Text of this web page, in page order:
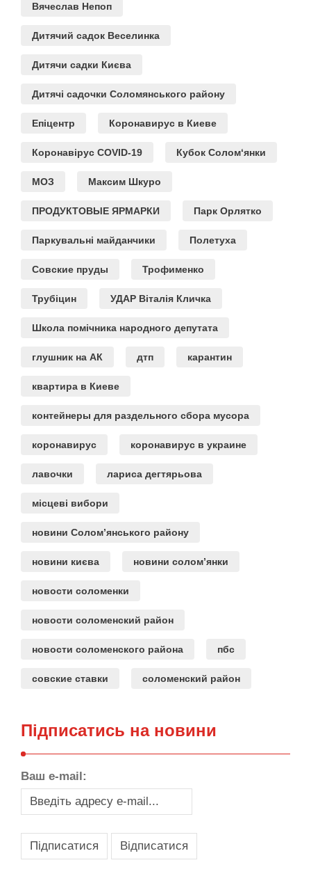
Вячеслав Непоп
Дитячий садок Веселинка
Дитячи садки Києва
Дитячі садочки Соломянського району
Епіцентр Коронавирус в Киеве
Коронавірус COVID-19 Кубок Солом‘янки
МОЗ Максим Шкуро
ПРОДУКТОВЫЕ ЯРМАРКИ Парк Орлятко
Паркувальні майданчики Полетуха
Совские пруды Трофименко
Трубіцин УДАР Віталія Кличка
Школа помічника народного депутата
глушник на АК дтп карантин
квартира в Киеве
контейнеры для раздельного сбора мусора
коронавирус коронавирус в украине
лавочки лариса дегтярьова
місцеві вибори
новини Солом’янського району
новини києва новини солом’янки
новости соломенки
новости соломенский район
новости соломенского района пбс
совские ставки соломенский район
Підписатись на новини
Ваш e-mail: